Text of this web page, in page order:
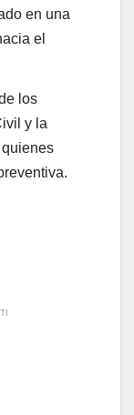
en una
el
los
y la